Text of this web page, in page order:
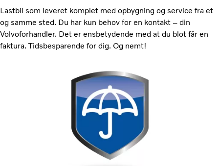
Lastbil som leveret komplet med opbygning og service fra et
og samme sted. Du har kun behov for en kontakt – din
Volvoforhandler. Det er ensbetydende med at du blot får en
faktura. Tidsbesparende for dig. Og nemt!